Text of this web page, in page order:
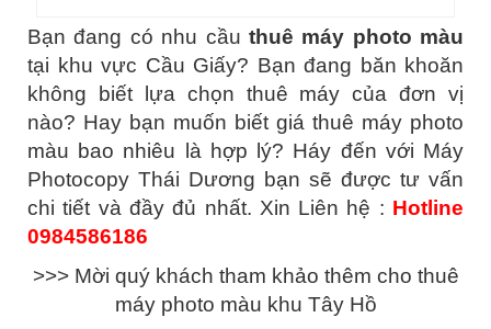
Bạn đang có nhu cầu thuê máy photo màu
tại khu vực Cầu Giấy? Bạn đang băn khoăn
không biết lựa chọn thuê máy của đơn vị
nào? Hay bạn muốn biết giá thuê máy photo
màu bao nhiêu là hợp lý? Háy đến với Máy
Photocopy Thái Dương bạn sẽ được tư vấn
chi tiết và đầy đủ nhất. Xin Liên hệ : Hotline
0984586186
>>> Mời quý khách tham khảo thêm cho thuê
máy photo màu khu Tây Hồ